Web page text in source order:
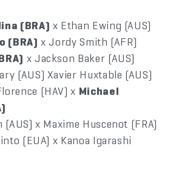
(BRA) x Ethan Ewing (AUS)
(BRA) x Jordy Smith (AFR)
x Jackson Baker (AUS)
(AUS) Xavier Huxtable (AUS)
(HAV) x Michael
(AUS) x Maxime Huscenot (FRA)
(EUA) x Kanoa Igarashi